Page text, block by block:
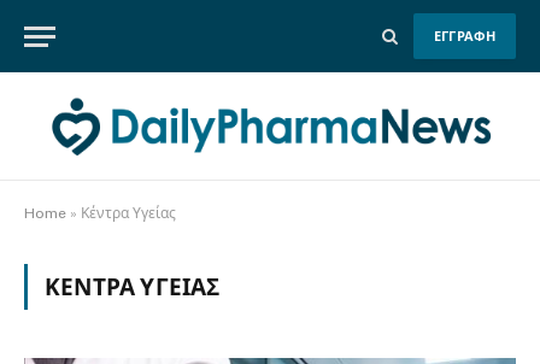
ΕΓΓΡΑΦΗ
Home » Κέντρα Υγείας
ΚΈΝΤΡΑ ΥΓΕΊΑΣ